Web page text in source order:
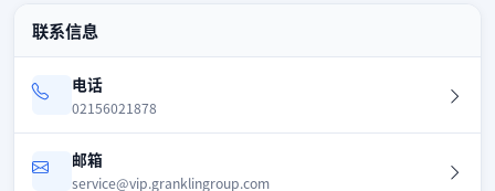
联系信息
电话
02156021878
邮箱
service@vip.granklingroup.com